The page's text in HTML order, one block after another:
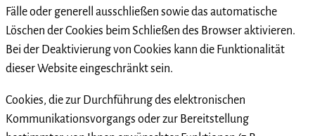
Fälle oder generell ausschließen sowie das automatische
Löschen der Cookies beim Schließen des Browser aktivieren.
Bei der Deaktivierung von Cookies kann die Funktionalität
dieser Website eingeschränkt sein.
Cookies, die zur Durchführung des elektronischen
Kommunikationsvorgangs oder zur Bereitstellung